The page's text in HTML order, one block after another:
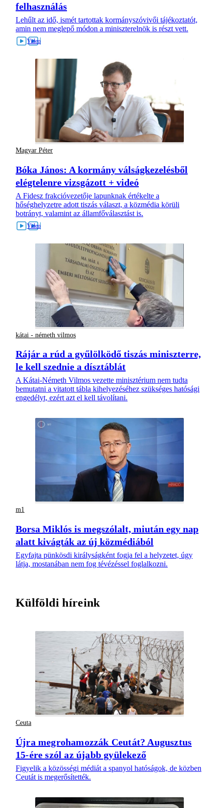
felhasználás
Lehűlt az idő, ismét tartottak kormányszóvivői tájékoztatót,
amin nem meglepő módon a miniszterelnök is részt vett.
Magyar Péter
Bóka János: A kormány válságkezelésből
elégtelenre vizsgázott + videó
A Fidesz frakcióvezetője lapunknak értékelte a
hőséghelyzetre adott tiszás választ, a közmédia körüli
botrányt, valamint az államfőválasztást is.
kátai - németh vilmos
Rájár a rúd a gyűlölködő tiszás miniszterre,
le kell szednie a dísztáblát
A Kátai-Németh Vilmos vezette minisztérium nem tudta
bemutatni a vitatott tábla kihelyezéséhez szükséges hatósági
engedélyt, ezért azt el kell távolítani.
m1
Borsa Miklós is megszólalt, miután egy nap
alatt kivágták az új közmédiából
Egyfajta pünkösdi királyságként fogja fel a helyzetet, úgy
látja, mostanában nem fog tévézéssel foglalkozni.
Külföldi híreink
Ceuta
Újra megrohamozzák Ceutát? Augusztus
15-ére szól az újabb gyülekező
Figyelik a közösségi médiát a spanyol hatóságok, de közben
Ceutát is megerősítették.